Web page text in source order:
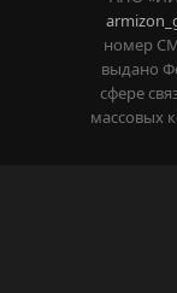
номер
выдано
сфере
массовых